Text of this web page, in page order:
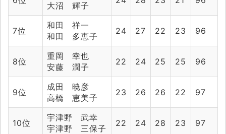
大沼 輝子
7位
和田 祥一
和田 多恵子
24 27 22 23 96
8位
重岡 幸也
安藤 潤子
22 24 25 25 96
9位
成田 暁彦
高橋 恵美子
23 26 26 22 97
10位
宇津野 武幸
宇津野 三保子
22 24 28 23 97